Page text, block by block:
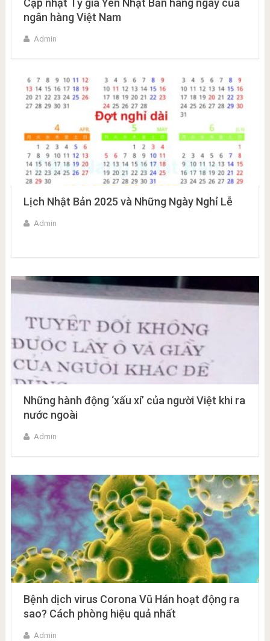
Cập nhật Tỷ giá Yên Nhật Bản hàng ngày của
ngân hàng Việt Nam
Admin
Lịch Nhật Bản 2025 và Những Ngày Nghỉ Lễ
Admin
Những hành động ‘xấu xí’ của người Việt khi ra
nước ngoài
Admin
Bệnh dịch virus Corona Vũ Hán hoạt động ra
sao? Cách phòng hiệu quả nhất
Admin